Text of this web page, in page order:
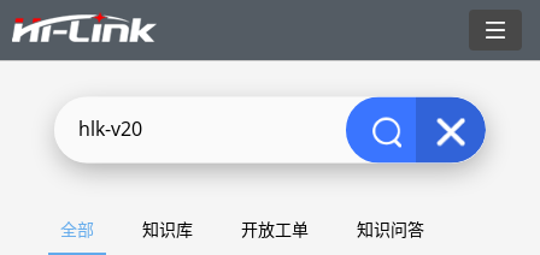
切
换
全部 知识库 开放工单
知识问答